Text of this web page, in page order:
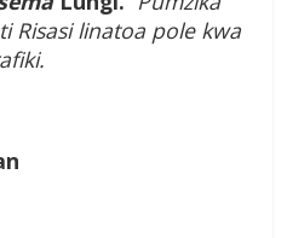
Risasi linatoa pole kwa